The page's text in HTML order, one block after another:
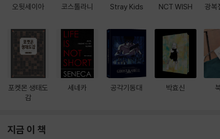
오뒷세이아
포켓몬 생태도
감
코스톨라니
세네카
Stray Kids
공각기동대
NCT WISH
박효신
광복
지금 이 책